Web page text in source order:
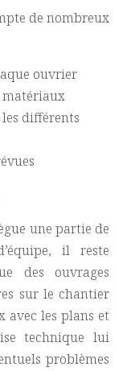
de nombreux
ouvrier
différents
une partie de
il reste
des ouvrages
sur le chantier
les plans et
technique lui
problèmes